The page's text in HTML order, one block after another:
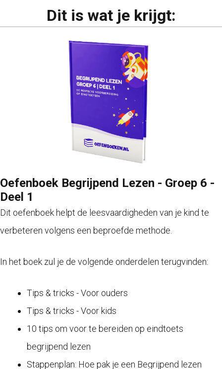
Dit is wat je krijgt:
Oefenboek Begrijpend Lezen - Groep 6 -
Deel 1
Dit oefenboek helpt de leesvaardigheden van je kind te
verbeteren volgens een beproefde methode.
In het boek zul je de volgende onderdelen terugvinden:
Tips & tricks - Voor ouders
Tips & tricks - Voor kids
10 tips om voor te bereiden op eindtoets
begrijpend lezen
Stappenplan: Hoe pak je een Begrijpend lezen